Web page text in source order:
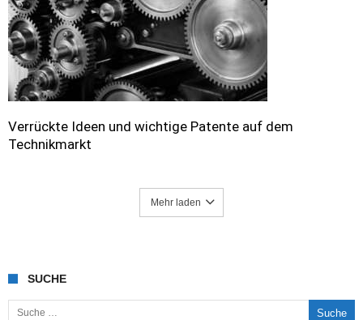
Verrückte Ideen und wichtige Patente auf dem
Technikmarkt
Mehr laden
SUCHE
Suche nach: